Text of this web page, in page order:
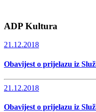
ADP Kultura
21.12.2018
Obavijest o prijelazu iz
21.12.2018
Obavijest o prijelazu iz